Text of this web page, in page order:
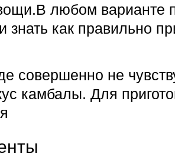
любом варианте
знать как правильно
совершенно не
камбалы. Для